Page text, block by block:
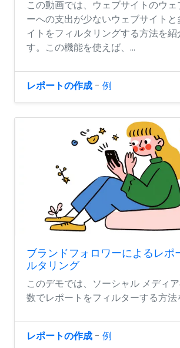
この動画では、ウェブサイトのウ
ーへの支出が少ないウェブサイト
イトをフィルタリングする方法を紹
す。この機能を使えば、...
レポートの作成 - 例
ブランドフォロワーによるレポ
ルタリング
このデモでは、ソーシャル メディ
数でレポートをフィルターする方法
レポートの作成 - 例